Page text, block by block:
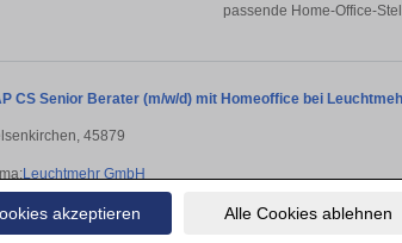
akzeptieren Alle Cookies ablehnen
passende Home-Office-
CS Senior Berater (m/w/d) mit Homeoffice bei
45879
Leuchtmehr GmbH